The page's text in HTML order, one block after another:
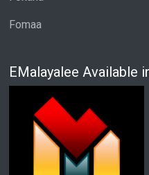
Fomaa
EMalayalee Available